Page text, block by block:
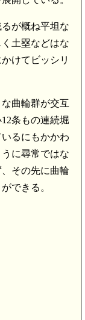
が概ね平坦な
土塁などはな
けてビッシリ
曲輪群が交互
条もの連続堀
るにもかかわ
に尋常ではな
その先に曲輪
できる。